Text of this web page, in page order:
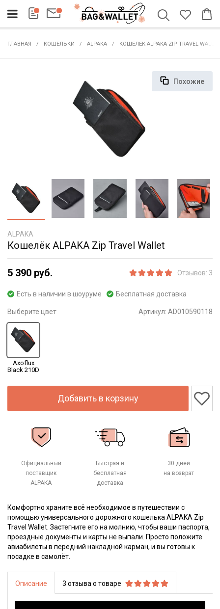
ГЛАВНАЯ КОШЕЛЬКИ ALPAKA КОШЕЛЁК ALPAKA ZIP TRAVEL WALLET
Похожие
ALPAKA
Кошелёк ALPAKA Zip Travel Wallet
5 390 руб. Отзывов: 3
Есть в наличии в шоуруме Бесплатная доставка
Выберите цвет Артикул: AD010590118
Axoflux
Black 210D
Добавить в корзину
Официальный
поставщик
ALPAKA
Быстрая и
бесплатная
доставка
30 дней
на возврат
Комфортно храните всё необходимое в путешествии с
помощью универсального дорожного кошелька ALPAKA Zip
Travel Wallet. Застегните его на молнию, чтобы ваши паспорта,
проездные документы и карты не выпали. Просто положите
авиабилеты в передний накладной карман, и вы готовы к
посадке в самолёт.
Описание 3 отзыва о товаре